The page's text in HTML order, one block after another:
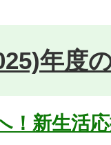
年度
！新生活